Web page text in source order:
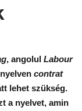
, angolul Labour
contrat
lehet szükség.
a nyelvet, amin